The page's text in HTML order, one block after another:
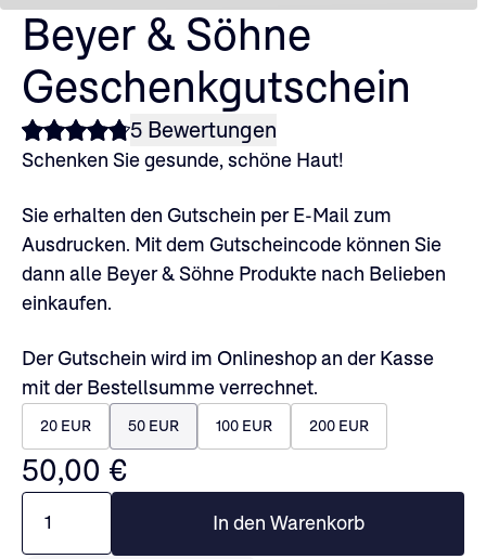
Beyer & Söhne
Geschenkgutschein
5 Bewertungen
Schenken Sie gesunde, schöne Haut!
Sie erhalten den Gutschein per E-Mail zum
Ausdrucken. Mit dem Gutscheincode können Sie
dann alle Beyer & Söhne Produkte nach Belieben
einkaufen.
Der Gutschein wird im Onlineshop an der Kasse
mit der Bestellsumme verrechnet.
20 EUR 50 EUR 100 EUR 200 EUR
50,00 €
1 In den Warenkorb